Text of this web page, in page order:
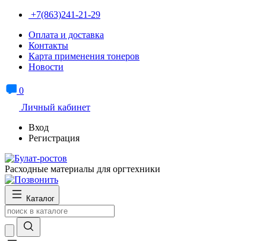
+7(863)241-21-29
Оплата и доставка
Контакты
Карта применения тонеров
Новости
0
Личный кабинет
Вход
Регистрация
Расходные материалы для оргтехники
Каталог